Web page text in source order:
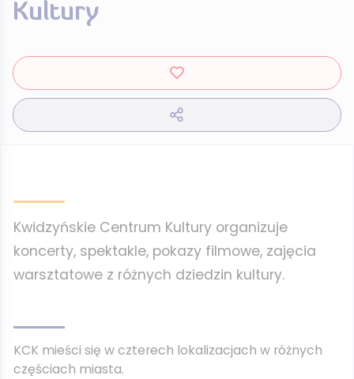
Kultury
Kwidzyńskie Centrum Kultury organizuje
koncerty, spektakle, pokazy filmowe, zajęcia
warsztatowe z różnych dziedzin kultury.
KCK mieści się w czterech lokalizacjach w różnych
częściach miasta.